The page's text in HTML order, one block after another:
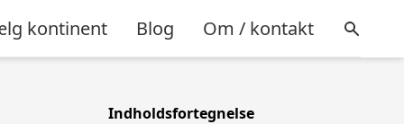
kontinent Blog Om / kontakt
Indholdsfortegnelse